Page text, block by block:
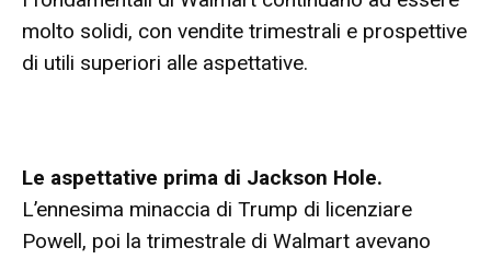
molto solidi, con vendite trimestrali e prospettive
di utili superiori alle aspettative.
Le aspettative prima di Jackson Hole.
L’ennesima minaccia di Trump di licenziare
Powell, poi la trimestrale di Walmart avevano